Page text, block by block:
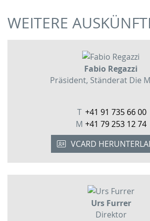
WEITERE
Fabio Regazzi
Präsident, Ständerat Die
T +41 91 735 66 00
M +41 79 253 12 74
VCARD
Urs Furrer
Direktor